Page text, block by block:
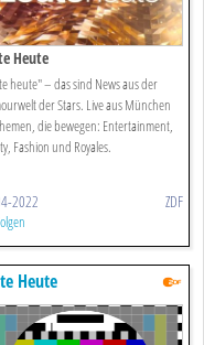
Heute
heute" – das sind News aus der
der Stars. Live aus München
die bewegen: Entertainment,
Fashion und Royales.
2022 ZDF
Heute